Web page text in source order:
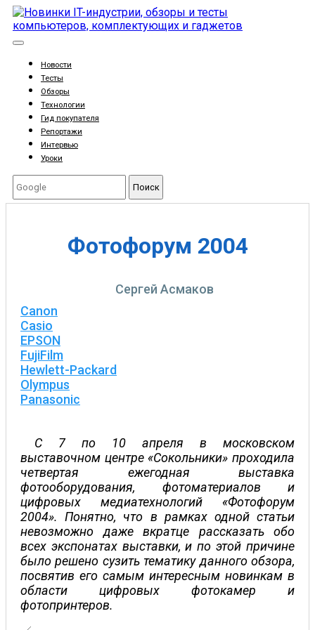
Новости
Тесты
Обзоры
Технологии
Гид покупателя
Репортажи
Интервью
Уроки
Поиск
Фотофорум 2004
Сергей Асмаков
Canon
Casio
EPSON
FujiFilm
Hewlett-Packard
Olympus
Panasonic
С 7 по 10 апреля в московском
выставочном центре «Сокольники» проходила
четвертая ежегодная выставка
фотооборудования, фотоматериалов и
цифровых медиатехнологий «Фотофорум
2004». Понятно, что в рамках одной статьи
невозможно даже вкратце рассказать обо
всех экспонатах выставки, и по этой причине
было решено сузить тематику данного обзора,
посвятив его самым интересным новинкам в
области цифровых фотокамер и
фотопринтеров.